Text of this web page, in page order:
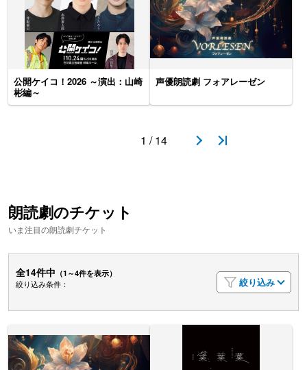
公開ケイコ！2026 ～演出：山崎
彬編～
声優朗読劇 フォアレーゼン
1 / 14
朗読劇のチケット
いま注目の朗読劇チケット
全14件中 （1～4件を表示）
絞り込み条件：
絞り込み